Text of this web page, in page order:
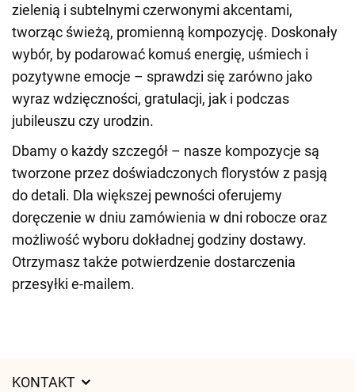
zielenią i subtelnymi czerwonymi akcentami,
tworząc świeżą, promienną kompozycję. Doskonały
wybór, by podarować komuś energię, uśmiech i
pozytywne emocje – sprawdzi się zarówno jako
wyraz wdzięczności, gratulacji, jak i podczas
jubileuszu czy urodzin.
Dbamy o każdy szczegół – nasze kompozycje są
tworzone przez doświadczonych florystów z pasją
do detali. Dla większej pewności oferujemy
doręczenie w dniu zamówienia w dni robocze oraz
możliwość wyboru dokładnej godziny dostawy.
Otrzymasz także potwierdzenie dostarczenia
przesyłki e-mailem.
KONTAKT